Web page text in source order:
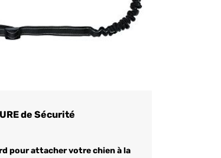
de Sécurité
pour attacher votre chien à la